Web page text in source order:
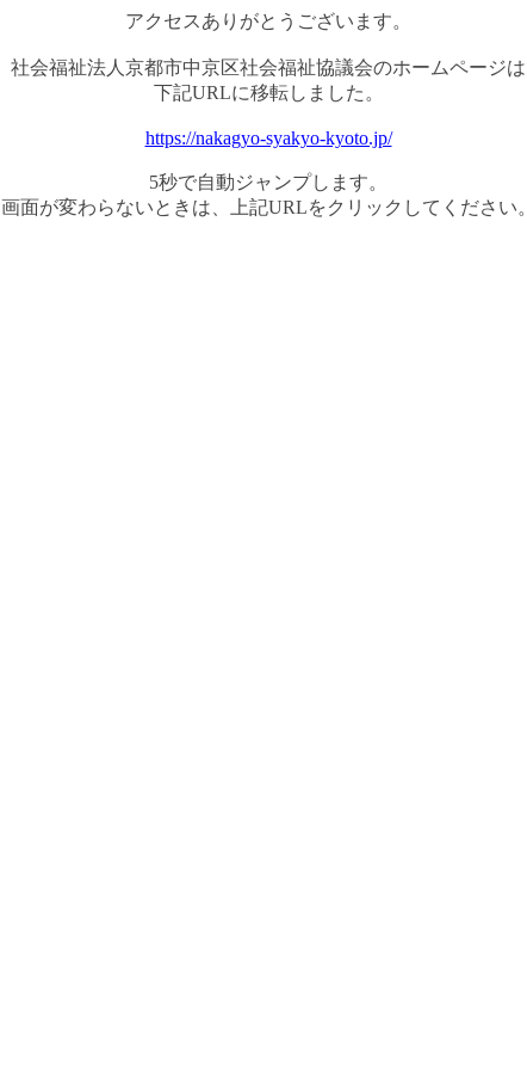
アクセスありがとうございます。
社会福祉法人京都市中京区社会福祉協議会のホームページは
下記URLに移転しました。
https://nakagyo-syakyo-kyoto.jp/
5秒で自動ジャンプします。
画面が変わらないときは、上記URLをクリックしてください。